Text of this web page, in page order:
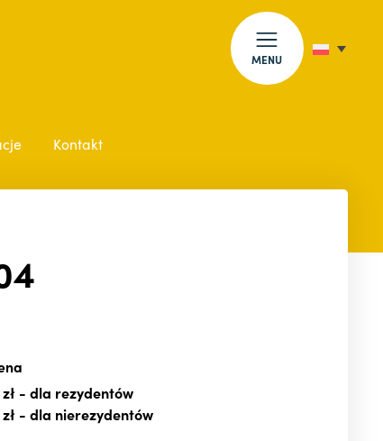
MENU
Kontakt
- dla rezydentów
- dla nierezydentów